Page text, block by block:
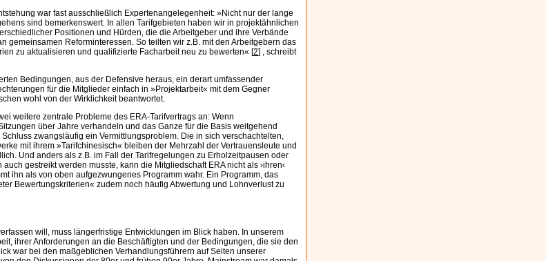
war fast ausschließlich Expertenangelegenheit: »Nicht nur der lange
sind bemerkenswert. In allen Tarifgebieten haben wir in projektähnlichen
Positionen und Hürden, die die Arbeitgeber und ihre Verbände
gemeinsamen Reforminteressen. So teilten wir z.B. mit den Arbeitgebern das
zu aktualisieren und qualifizierte Facharbeit neu zu bewerten« [2] , schreibt
Bedingungen, aus der Defensive heraus, ein derart umfassender
für die Mitglieder einfach in »Projektarbeit« mit dem Gegner
wohl von der Wirklichkeit beantwortet.
weitere zentrale Probleme des ERA-Tarifvertrags an: Wenn
über Jahre verhandeln und das Ganze für die Basis weitgehend
zwangsläufig ein Vermittlungsproblem. Die in sich verschachtelten,
mit ihrem »Tarifchinesisch« bleiben der Mehrzahl der Vertrauensleute und
Und anders als z.B. im Fall der Tarifregelungen zu Erholzeitpausen oder
gestreikt werden musste, kann die Mitgliedschaft ERA nicht als ›ihren‹
ihn als von oben aufgezwungenes Programm wahr. Ein Programm, das
Bewertungskriterien« zudem noch häufig Abwertung und Lohnverlust zu
will, muss längerfristige Entwicklungen im Blick haben. In unserem
ihrer Anforderungen an die Beschäftigten und der Bedingungen, die sie den
war bei den maßgeblichen Verhandlungsführern auf Seiten unserer